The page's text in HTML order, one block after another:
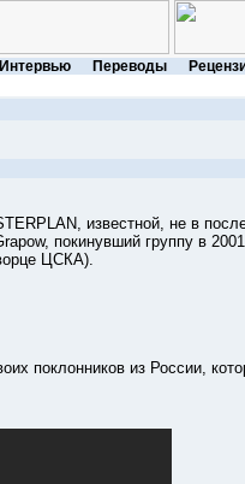
Переводы
известной, не в
покинувший группу в
ЦСКА).
поклонников из России,